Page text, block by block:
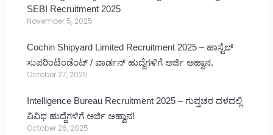
SEBI Recruitment 2025
November 5, 2025
Cochin Shipyard Limited Recruitment 2025 – ಹಾಸ್ಟೆಲ್
ಸುಪರಿಂಟೆಂಡೆಂಟ್ / ವಾರ್ಡನ್ ಹುದ್ದೆಗಳಿಗೆ ಅರ್ಜಿ ಅಹ್ವಾನ.
October 27, 2025
Intelligence Bureau Recruitment 2025 – ಗುಪ್ತಚರ ದಳದಲ್ಲಿ
ವಿವಿಧ ಹುದ್ದೆಗಳಿಗೆ ಅರ್ಜಿ ಅಹ್ವಾನ!
October 26, 2025